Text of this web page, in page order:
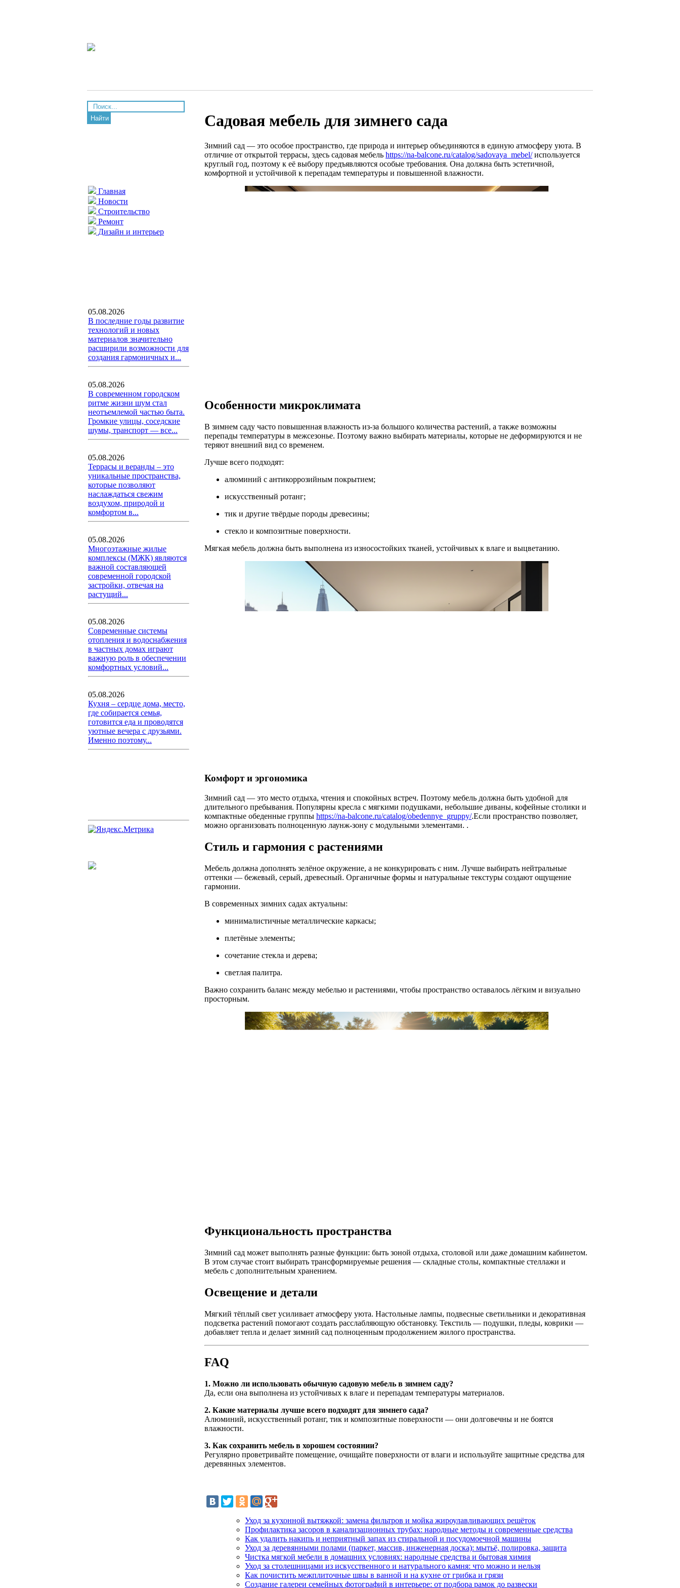
Найти
Главная
Новости
Строительство
Ремонт
Дизайн и интерьер
05.08.2026
В последние годы развитие
технологий и новых
материалов значительно
расширили возможности для
создания гармоничных и...
05.08.2026
В современном городском
ритме жизни шум стал
неотъемлемой частью быта.
Громкие улицы, соседские
шумы, транспорт — все...
05.08.2026
Террасы и веранды – это
уникальные пространства,
которые позволяют
наслаждаться свежим
воздухом, природой и
комфортом в...
05.08.2026
Многоэтажные жилые
комплексы (МЖК) являются
важной составляющей
современной городской
застройки, отвечая на
растущий...
05.08.2026
Современные системы
отопления и водоснабжения
в частных домах играют
важную роль в обеспечении
комфортных условий...
05.08.2026
Кухня – сердце дома, место,
где собирается семья,
готовится еда и проводятся
уютные вечера с друзьями.
Именно поэтому...
Садовая мебель для зимнего сада
Зимний сад — это особое пространство, где природа и интерьер объединяются в единую атмосферу уюта. В
отличие от открытой террасы, здесь садовая мебель https://na-balcone.ru/catalog/sadovaya_mebel/используется
круглый год, поэтому к её выбору предъявляются особые требования. Она должна быть эстетичной,
комфортной и устойчивой к перепадам температуры и повышенной влажности.
Особенности микроклимата
В зимнем саду часто повышенная влажность из-за большого количества растений, а также возможны
перепады температуры в межсезонье. Поэтому важно выбирать материалы, которые не деформируются и не
теряют внешний вид со временем.
Лучше всего подходят:
алюминий с антикоррозийным покрытием;
искусственный ротанг;
тик и другие твёрдые породы древесины;
стекло и композитные поверхности.
Мягкая мебель должна быть выполнена из износостойких тканей, устойчивых к влаге и выцветанию.
Комфорт и эргономика
Зимний сад — это место отдыха, чтения и спокойных встреч. Поэтому мебель должна быть удобной для
длительного пребывания. Популярны кресла с мягкими подушками, небольшие диваны, кофейные столики и
компактные обеденные группы https://na-balcone.ru/catalog/obedennye_gruppy/.Если пространство позволяет,
можно организовать полноценную лаунж-зону с модульными элементами. .
Стиль и гармония с растениями
Мебель должна дополнять зелёное окружение, а не конкурировать с ним. Лучше выбирать нейтральные
оттенки — бежевый, серый, древесный. Органичные формы и натуральные текстуры создают ощущение
гармонии.
В современных зимних садах актуальны:
минималистичные металлические каркасы;
плетёные элементы;
сочетание стекла и дерева;
светлая палитра.
Важно сохранить баланс между мебелью и растениями, чтобы пространство оставалось лёгким и визуально
просторным.
Функциональность пространства
Зимний сад может выполнять разные функции: быть зоной отдыха, столовой или даже домашним кабинетом.
В этом случае стоит выбирать трансформируемые решения — складные столы, компактные стеллажи и
мебель с дополнительным хранением.
Освещение и детали
Мягкий тёплый свет усиливает атмосферу уюта. Настольные лампы, подвесные светильники и декоративная
подсветка растений помогают создать расслабляющую обстановку. Текстиль — подушки, пледы, коврики —
добавляет тепла и делает зимний сад полноценным продолжением жилого пространства.
FAQ
1. Можно ли использовать обычную садовую мебель в зимнем саду?
Да, если она выполнена из устойчивых к влаге и перепадам температуры материалов.
2. Какие материалы лучше всего подходят для зимнего сада?
Алюминий, искусственный ротанг, тик и композитные поверхности — они долговечны и не боятся
влажности.
3. Как сохранить мебель в хорошем состоянии?
Регулярно проветривайте помещение, очищайте поверхности от влаги и используйте защитные средства для
деревянных элементов.
Уход за кухонной вытяжкой: замена фильтров и мойка жироулавливающих решёток
Профилактика засоров в канализационных трубах: народные методы и современные средства
Как удалить накипь и неприятный запах из стиральной и посудомоечной машины
Уход за деревянными полами (паркет, массив, инженерная доска): мытьё, полировка, защита
Чистка мягкой мебели в домашних условиях: народные средства и бытовая химия
Уход за столешницами из искусственного и натурального камня: что можно и нельзя
Как почистить межплиточные швы в ванной и на кухне от грибка и грязи
Создание галереи семейных фотографий в интерьере: от подбора рамок до развески